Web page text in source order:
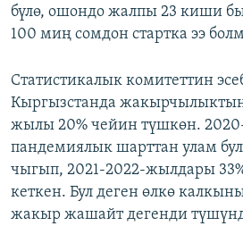
бүлө, ошондо жалпы 23 киши
100 миң сомдон стартка ээ
Статистикалык комитеттин
Кыргызстанда жакырчылыктын
жылы 20% чейин түшкөн.
пандемиялык шарттан улам бул
чыгып, 2021-2022-жылдары
кеткен. Бул деген өлкө
жакыр жашайт дегенди